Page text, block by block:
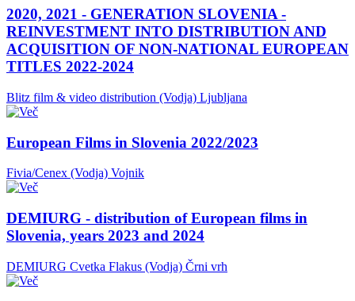
2020, 2021 - GENERATION SLOVENIA -
REINVESTMENT INTO DISTRIBUTION AND
ACQUISITION OF NON-NATIONAL EUROPEAN
TITLES 2022-2024
Blitz film & video distribution (Vodja) Ljubljana
European Films in Slovenia 2022/2023
Fivia/Cenex (Vodja) Vojnik
DEMIURG - distribution of European films in
Slovenia, years 2023 and 2024
DEMIURG Cvetka Flakus (Vodja) Črni vrh